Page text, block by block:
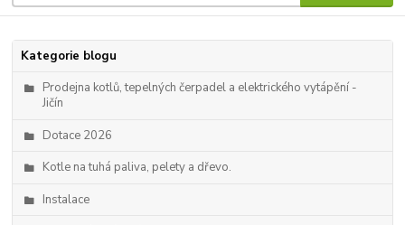
Kategorie blogu
Prodejna kotlů, tepelných čerpadel a elektrického vytápění -
Jičín
Dotace 2026
Kotle na tuhá paliva, pelety a dřevo.
Instalace